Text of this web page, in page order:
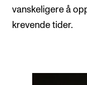
Aktuelle saker
Organisering av
vanskeligere å
krevende tider.